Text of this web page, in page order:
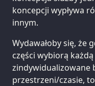
koncepcji wypływa
innym.
Wydawałoby się, że
części wybiorą
zindywidualizowane
przestrzeni/czasie,